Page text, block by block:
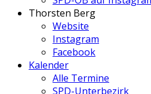
Thorsten Berg
Website
Instagram
Facebook
Kalender
Alle Termine
SPD-Unterbezirk